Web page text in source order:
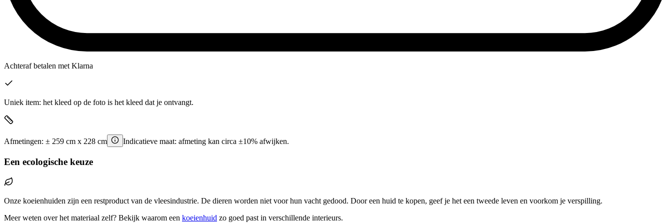
Achteraf betalen met Klarna
Uniek item: het kleed op de foto is het kleed dat je ontvangt.
Afmetingen: ± 259 cm x 228 cm Indicatieve maat: afmeting kan circa ±10% afwijken.
Een ecologische keuze
Onze koeienhuiden zijn een restproduct van de vleesindustrie. De dieren worden niet voor hun vacht gedood. Door een huid te kopen, geef je het een tweede leven en voorkom je verspilling.
Meer weten over het materiaal zelf? Bekijk waarom een koeienhuid zo goed past in verschillende interieurs.